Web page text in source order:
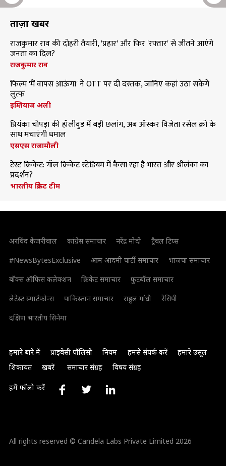
ताज़ा खबरें
राजकुमार राव की दोहरी तैयारी, 'प्रहार' और फिर 'रफ्तार' से जीतने आएंगे
जनता का दिल?
राजकुमार राव
फिल्म 'मैं वापस आऊंगा' ने OTT पर दी दस्तक, जानिए कहां उठा सकेंगे
लुत्फ
इम्तियाज अली
प्रियंका चोपड़ा की हॉलीवुड में बड़ी छलांग, अब ऑस्कर विजेता रसेल क्रो के
साथ मचाएंगी धमाल
एसएस राजामौली
टेस्ट क्रिकेट: गॉल क्रिकेट स्टेडियम में कैसा रहा है भारत और श्रीलंका का
प्रदर्शन?
भारतीय क्रिकेट टीम
अरविंद केजरीवाल कांग्रेस समाचार नरेंद्र मोदी
ट्रैवल टिप्स
#NewsBytesExclusive
आम आदमी पार्टी समाचार
भाजपा समाचार
बॉक्स ऑफिस कलेक्शन
क्रिकेट समाचार
फुटबॉल समाचार
लेटेस्ट स्मार्टफोन्स
पाकिस्तान समाचार राहुल गांधी
रेसिपी
दक्षिण भारतीय सिनेमा
हमारे बारे में प्राइवेसी पॉलिसी नियम हमसे संपर्क करें
हमारे उसूल
शिकायत
खबरें समाचार संग्रह विषय संग्रह
हमें फॉलो करें
All rights reserved © Candela Labs Private Limited 2026